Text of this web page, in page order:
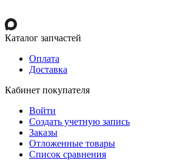
Каталог запчастей
Оплата
Доставка
Кабинет покупателя
Войти
Создать учетную запись
Заказы
Отложенные товары
Список сравнения